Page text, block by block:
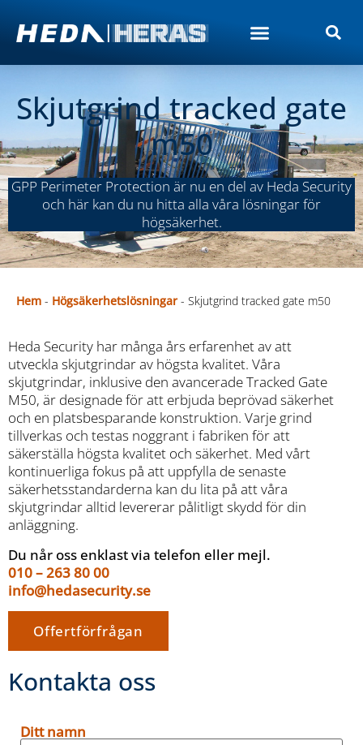
Skjutgrind tracked gate
m50
GPP Perimeter Protection är nu en del av Heda Security
och här kan du nu hitta alla våra lösningar för
högsäkerhet.
Hem - Högsäkerhetslösningar- Skjutgrind tracked gate m50
Heda Security har många års erfarenhet av att
utveckla skjutgrindar av högsta kvalitet. Våra
skjutgrindar, inklusive den avancerade Tracked Gate
M50, är designade för att erbjuda beprövad säkerhet
och en platsbesparande konstruktion. Varje grind
tillverkas och testas noggrant i fabriken för att
säkerställa högsta kvalitet och säkerhet. Med vårt
kontinuerliga fokus på att uppfylla de senaste
säkerhetsstandarderna kan du lita på att våra
skjutgrindar alltid levererar pålitligt skydd för din
anläggning.
Du når oss enklast via telefon eller mejl.
010 – 263 80 00
info@hedasecurity.se
Offertförfrågan
Kontakta oss
Ditt namn